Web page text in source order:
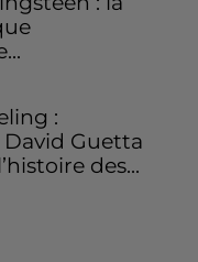
:
Guetta
des...